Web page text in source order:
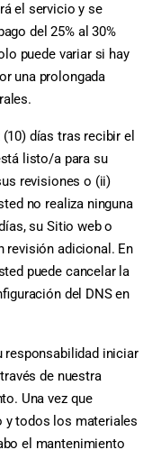
el servicio y se
del 25% al 30%
puede variar si hay
una prolongada
días tras recibir el
listo/a para su
revisiones o (ii)
no realiza ninguna
su Sitio web o
revisión adicional. En
puede cancelar la
del DNS en
responsabilidad iniciar
de nuestra
Una vez que
y todos los materiales
el mantenimiento